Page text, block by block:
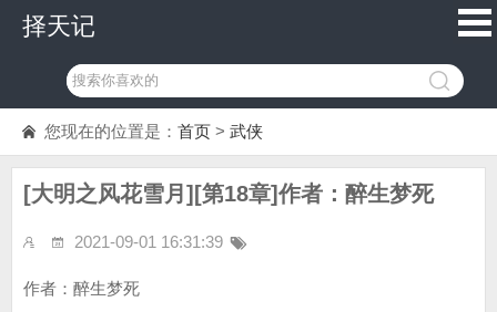
择天记
您现在的位置是： 首页 > 武侠
[大明之风花雪月][第18章]作者：醉生梦死
2021-09-01 16:31:39
作者：醉生梦死